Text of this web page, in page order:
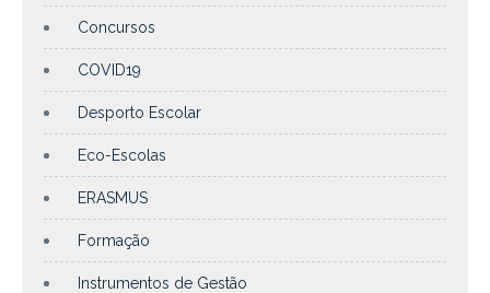
Concursos
COVID19
Desporto Escolar
Eco-Escolas
ERASMUS
Formação
Instrumentos de Gestão